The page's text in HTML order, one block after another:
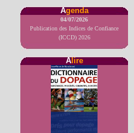
Agenda
04/07/2026
Publication des Indices de Confiance
(ICCD) 2026
Alire